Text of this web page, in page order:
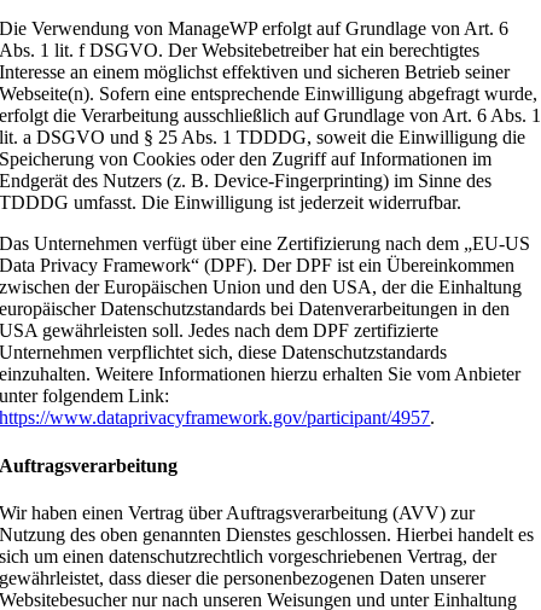
Die Verwendung von ManageWP erfolgt auf Grundlage von Art. 6
Abs. 1 lit. f DSGVO. Der Websitebetreiber hat ein berechtigtes
Interesse an einem möglichst effektiven und sicheren Betrieb seiner
Webseite(n). Sofern eine entsprechende Einwilligung abgefragt wurde,
erfolgt die Verarbeitung ausschließlich auf Grundlage von Art. 6 Abs. 1
lit. a DSGVO und § 25 Abs. 1 TDDDG, soweit die Einwilligung die
Speicherung von Cookies oder den Zugriff auf Informationen im
Endgerät des Nutzers (z. B. Device-Fingerprinting) im Sinne des
TDDDG umfasst. Die Einwilligung ist jederzeit widerrufbar.
Das Unternehmen verfügt über eine Zertifizierung nach dem „EU-US
Data Privacy Framework“ (DPF). Der DPF ist ein Übereinkommen
zwischen der Europäischen Union und den USA, der die Einhaltung
europäischer Datenschutzstandards bei Datenverarbeitungen in den
USA gewährleisten soll. Jedes nach dem DPF zertifizierte
Unternehmen verpflichtet sich, diese Datenschutzstandards
einzuhalten. Weitere Informationen hierzu erhalten Sie vom Anbieter
unter folgendem Link:
https://www.dataprivacyframework.gov/participant/4957.
Auftragsverarbeitung
Wir haben einen Vertrag über Auftragsverarbeitung (AVV) zur
Nutzung des oben genannten Dienstes geschlossen. Hierbei handelt es
sich um einen datenschutzrechtlich vorgeschriebenen Vertrag, der
gewährleistet, dass dieser die personenbezogenen Daten unserer
Websitebesucher nur nach unseren Weisungen und unter Einhaltung